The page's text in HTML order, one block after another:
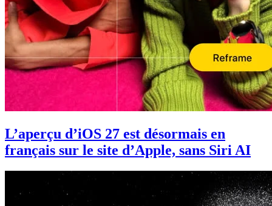
L’aperçu d’iOS 27 est désormais en
français sur le site d’Apple, sans Siri AI